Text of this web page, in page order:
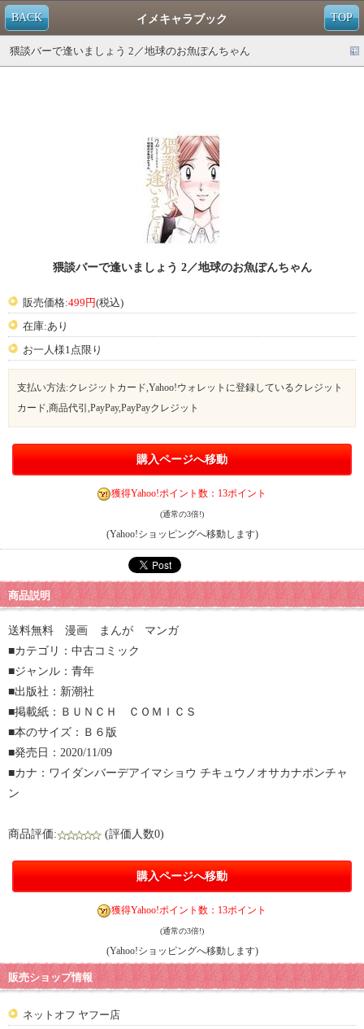
TOP
BACK イメキャラブック
猥談バーで逢いましょう 2／地球のお魚ぽんちゃん
猥談バーで逢いましょう 2／地球のお魚ぽんちゃん
販売価格:499円(税込)
在庫:あり
お一人様1点限り
支払い方法:クレジットカード,Yahoo!ウォレットに登録しているクレジット
カード,商品代引,PayPay,PayPayクレジット
購入ページへ移動
獲得Yahoo!ポイント数：13ポイント
(通常の3倍!)
(Yahoo!ショッピングへ移動します)
商品説明
送料無料 漫画 まんが マンガ
■カテゴリ：中古コミック
■ジャンル：青年
■出版社：新潮社
■掲載紙：ＢＵＮＣＨ ＣＯＭＩＣＳ
■本のサイズ：Ｂ６版
■発売日：2020/11/09
■カナ：ワイダンバーデアイマショウ チキュウノオサカナポンチャ
ン
商品評価: (評価人数0)
購入ページへ移動
獲得Yahoo!ポイント数：13ポイント
(通常の3倍!)
(Yahoo!ショッピングへ移動します)
販売ショップ情報
ネットオフ ヤフー店